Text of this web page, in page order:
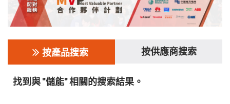
按產品搜索 按供應商搜索
找到與 "儲能" 相關的搜索結果。